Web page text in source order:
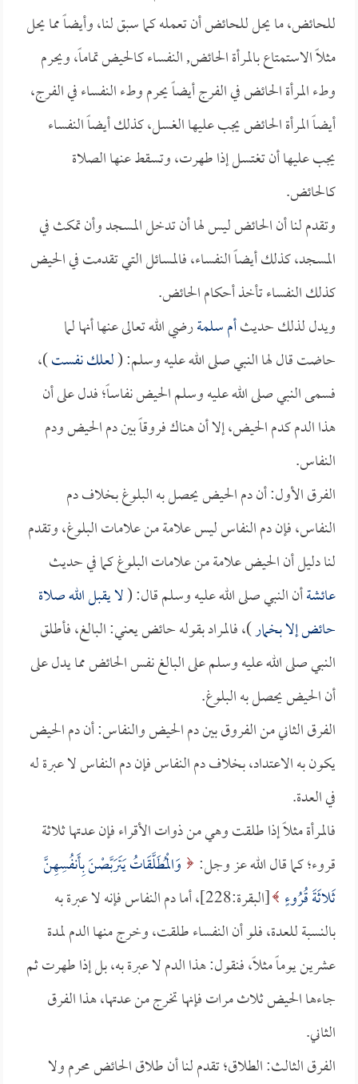
للحائض، ما يحل للحائض أن تعمله كما سبق لنا، وأيضاً مما يحل
مثلاً الاستمتاع بالمرأة الحائض, النفساء كالحيض تماماً، ويحرم
وطء المرأة الحائض في الفرج أيضاً يحرم وطء النفساء في الفرج،
أيضاً المرأة الحائض يجب عليها الغسل، كذلك أيضاً النفساء
يجب عليها أن تغتسل إذا طهرت، وتسقط عنها الصلاة
كالحائض.
وتقدم لنا أن الحائض ليس لها أن تدخل المسجد وأن تمكث في
المسجد، كذلك أيضاً النفساء، فالمسائل التي تقدمت في الحيض
كذلك النفساء تأخذ أحكام الحائض.
ويدل لذلك حديثأم سلمةرضي الله تعالى عنها أنها لما
حاضت قال لها النبي صلى الله عليه وسلم: (لعلك نفست)،
فسمى النبي صلى الله عليه وسلم الحيض نفاساً؛ فدل على أن
هذا الدم كدم الحيض، إلا أن هناك فروقاً بين دم الحيض ودم
النفاس.
الفرق الأول: أن دم الحيض يحصل به البلوغ بخلاف دم
النفاس، فإن دم النفاس ليس علامة من علامات البلوغ، وتقدم
لنا دليل أن الحيض علامة من علامات البلوغ كما في حديث
عائشةأن النبي صلى الله عليه وسلم قال: (لا يقبل الله صلاة
حائض إلا بخمار)، فالمراد بقوله حائض يعني: البالغ، فأطلق
النبي صلى الله عليه وسلم على البالغ نفس الحائض مما يدل على
أن الحيض يحصل به البلوغ.
الفرق الثاني من الفروق بين دم الحيض والنفاس: أن دم الحيض
يكون به الاعتداد، بخلاف دم النفاس فإن دم النفاس لا عبرة له
في العدة.
فالمرأة مثلاً إذا طلقت وهي من ذوات الأقراء فإن عدتها ثلاثة
قروء؛ كما قال الله عز وجل:
وَالْمُطَلَّقَاتُ يَتَرَبَّصْنَ بِأَنفُسِهِنَّ
ثَلاثَةَ قُرُوءٍ
[البقرة:228]، أما دم النفاس فإنه لا عبرة به
بالنسبة للعدة، فلو أن النفساء طلقت، وخرج منها الدم لمدة
عشرين يوماً مثلاً، فنقول: هذا الدم لا عبرة به، بل إذا طهرت ثم
جاءها الحيض ثلاث مرات فإنها تخرج من عدتها، هذا الفرق
الثاني.
الفرق الثالث: الطلاق؛ تقدم لنا أن طلاق الحائض محرم ولا